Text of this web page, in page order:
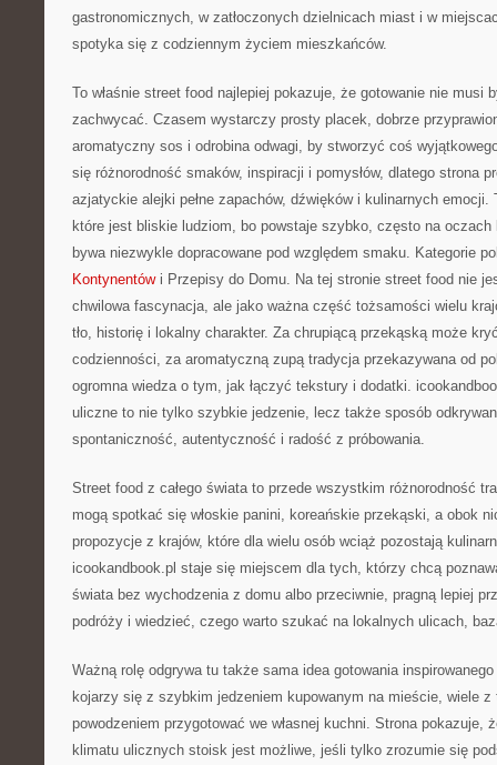
gastronomicznych, w zatłoczonych dzielnicach miast i w
spotyka się z codziennym życiem mieszkańców.
To właśnie street food najlepiej pokazuje, że gotowanie nie musi
zachwycać. Czasem wystarczy prosty placek, dobrze
aromatyczny sos i odrobina odwagi, by stworzyć coś
się różnorodność smaków, inspiracji i pomysłów, dlatego strona
azjatyckie alejki pełne zapachów, dźwięków i kulinarnych emocji.
które jest bliskie ludziom, bo powstaje szybko, często na oczach
bywa niezwykle dopracowane pod względem smaku. Kategorie
Kontynentówi Przepisy do Domu. Na tej stronie street food nie
chwilowa fascynacja, ale jako ważna część tożsamości wielu
tło, historię i lokalny charakter. Za chrupiącą przekąską może
codzienności, za aromatyczną zupą tradycja przekazywana od
ogromna wiedza o tym, jak łączyć tekstury i dodatki.
uliczne to nie tylko szybkie jedzenie, lecz także sposób
spontaniczność, autentyczność i radość z próbowania.
Street food z całego świata to przede wszystkim różnorodność
mogą spotkać się włoskie panini, koreańskie przekąski, a obok
propozycje z krajów, które dla wielu osób wciąż pozostają
icookandbook.pl staje się miejscem dla tych, którzy chcą
świata bez wychodzenia z domu albo przeciwnie, pragną lepiej
podróży i wiedzieć, czego warto szukać na lokalnych ulicach,
Ważną rolę odgrywa tu także sama idea gotowania
kojarzy się z szybkim jedzeniem kupowanym na mieście, wiele
powodzeniem przygotować we własnej kuchni. Strona pokazuje,
klimatu ulicznych stoisk jest możliwe, jeśli tylko zrozumie się